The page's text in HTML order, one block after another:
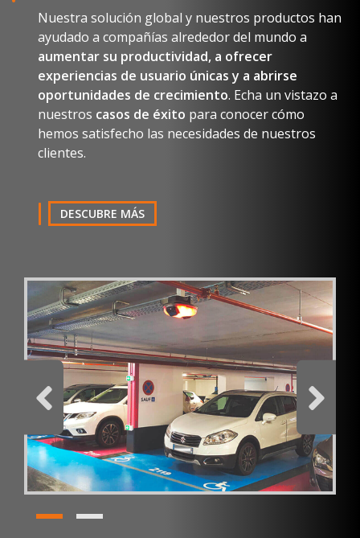
Nuestra solución global y nuestros productos han
ayudado a compañías alrededor del mundo a
aumentar su productividad, a ofrecer
experiencias de usuario únicas y a abrirse
oportunidades de crecimiento. Echa un vistazo a
nuestros casos de éxito para conocer cómo
hemos satisfecho las necesidades de nuestros
clientes.
DESCUBRE MÁS